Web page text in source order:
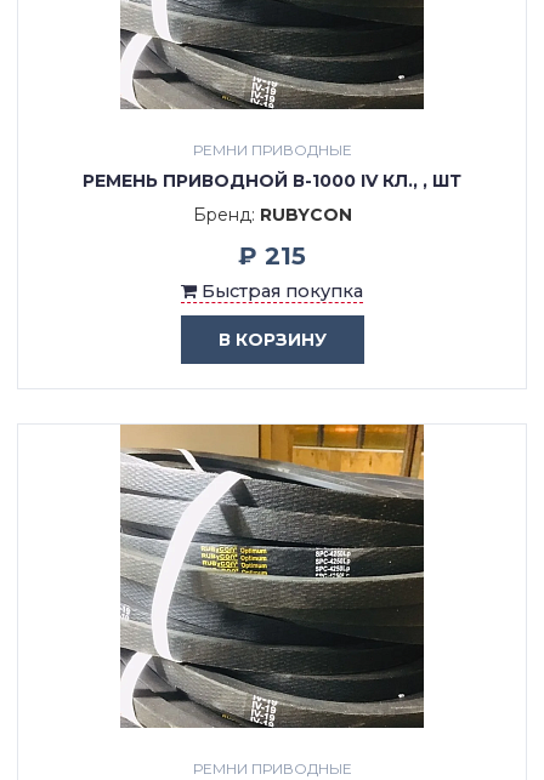
РЕМНИ ПРИВОДНЫЕ
РЕМЕНЬ ПРИВОДНОЙ В-1000 IV КЛ., , ШТ
Бренд: RUBYCON
₽ 215
Быстрая покупка
В КОРЗИНУ
РЕМНИ ПРИВОДНЫЕ